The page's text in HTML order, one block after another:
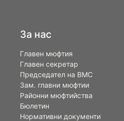
За нас
Главен мюфтия
Главен секретар
Председател на ВМС
Зам. главни мюфтии
Районни мюфтийства
Бюлетин
Нормативни документи